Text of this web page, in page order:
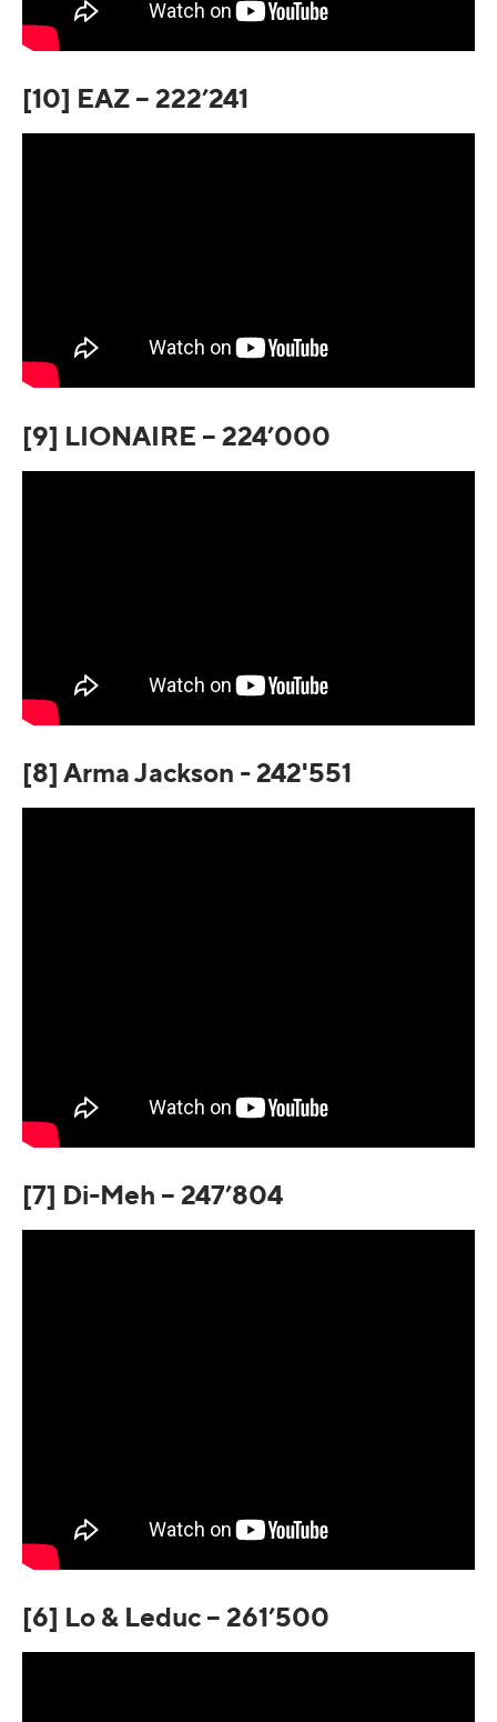
[10] EAZ – 222’241
[9] LIONAIRE – 224’000
[8] Arma Jackson - 242'551
[7] Di-Meh – 247’804
[6] Lo & Leduc – 261’500